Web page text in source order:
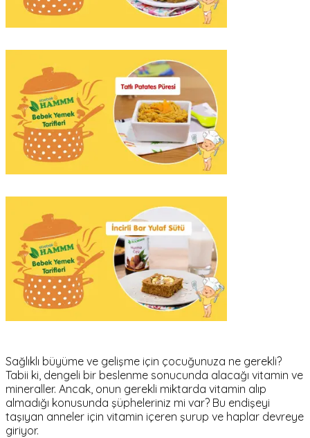
Sağlıklı büyüme ve gelişme için çocuğunuza ne gerekli?
Tabii ki, dengeli bir beslenme sonucunda alacağı vitamin ve
mineraller. Ancak, onun gerekli miktarda vitamin alıp
almadığı konusunda şüpheleriniz mi var? Bu endişeyi
taşıyan anneler için vitamin içeren şurup ve haplar devreye
giriyor.